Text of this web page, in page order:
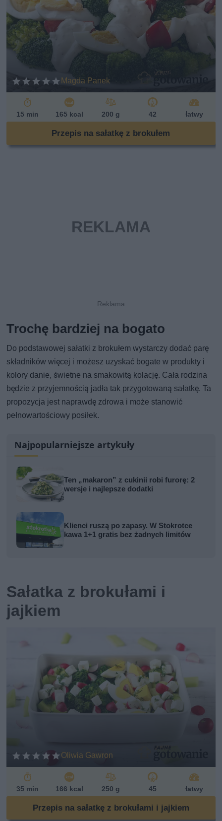
Magda Panek
15 min 165 kcal 200 g 42 łatwy
Przepis na sałatkę z brokułem
Trochę bardziej na bogato
Do podstawowej sałatki z brokułem wystarczy dodać parę
składników więcej i możesz uzyskać bogate w produkty i
kolory danie, świetne na smakowitą kolację. Cała rodzina
będzie z przyjemnością jadła tak przygotowaną sałatkę. Ta
propozycja jest naprawdę zdrowa i może stanowić
pełnowartościowy posiłek.
Najpopularniejsze artykuły
Ten „makaron” z cukinii robi furorę: 2
wersje i najlepsze dodatki
Klienci ruszą po zapasy. W Stokrotce
kawa 1+1 gratis bez żadnych limitów
Sałatka z brokułami i
jajkiem
Oliwia Gawron
35 min 166 kcal 250 g 45 łatwy
Przepis na sałatkę z brokułami i jajkiem